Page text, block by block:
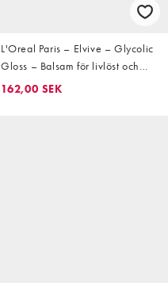
L'Oreal Paris – Elvive – Glycolic
Gloss – Balsam för livlöst och
poröst hår, 150ml
162,00 SEK